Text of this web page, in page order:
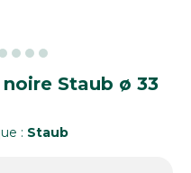
Staub ø 33
: Staub